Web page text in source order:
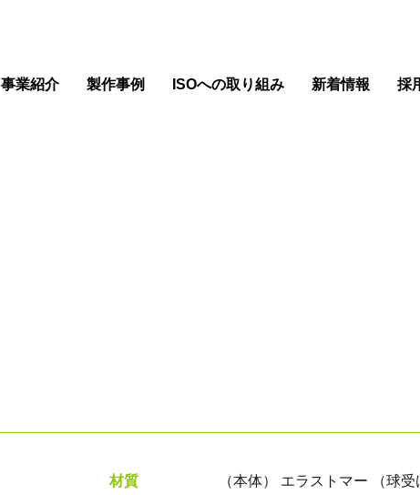
事業紹介 製作事例 ISOへの取り組み 新着情報 採
材質
（本体） エラストマー （球